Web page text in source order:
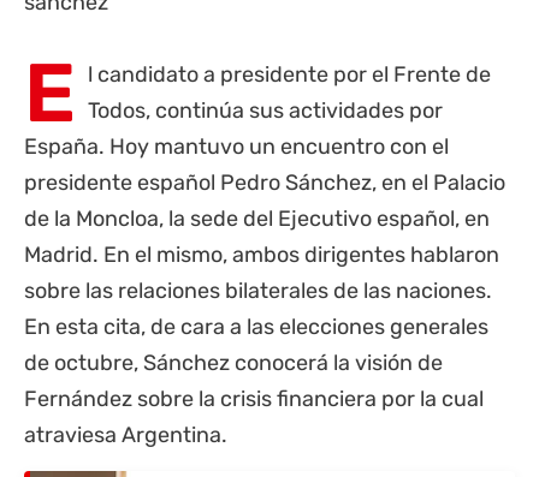
E
l candidato a presidente por el Frente de
Todos, continúa sus actividades por
España. Hoy mantuvo un encuentro con el
presidente español Pedro Sánchez, en el Palacio
de la Moncloa, la sede del Ejecutivo español, en
Madrid. En el mismo, ambos dirigentes hablaron
sobre las relaciones bilaterales de las naciones.
En esta cita, de cara a las elecciones generales
de octubre, Sánchez conocerá la visión de
Fernández sobre la crisis financiera por la cual
atraviesa Argentina.